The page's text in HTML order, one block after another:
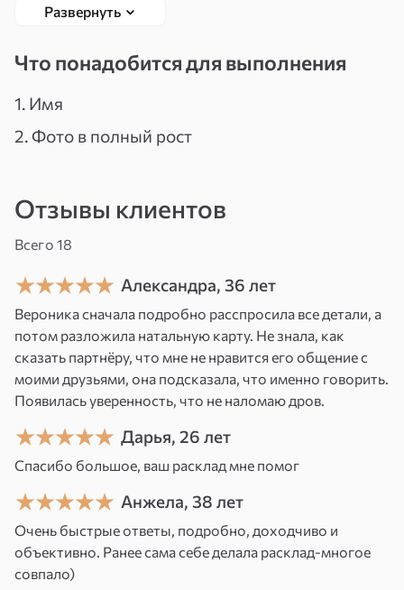
здоровье, эмоциональное состояние и
жизненные обстоятельства. За 9 дней работы
я мягко, но глубоко очищаю энергетику с
помощью природных инструментов — соли и
восковых свечей.
энергетические узлы, в которых могли
застрять чужие эмоции, негативные
энергетические воздействия. Эта чистка
запускает процесс обновления — человек
ощущает прилив сил, ясность в голове,
улучшается сон, уходят тревожные состояния,
начинает налаживаться жизнь.
Важно:возможны временные реакции
организма — усталость, раздражительность,
выхода негатива. Я ежедневно на связи с
клиентом, сопровождаю его на протяжении
всей чистки, поддерживаю и направляю.
Развернуть
Что понадобится для выполнения
1. Имя
2. Фото в полный рост
Отзывы клиентов
Всего 18
Александра, 36 лет
Вероника сначала подробно расспросила все детали, а
потом разложила натальную карту. Не знала, как
сказать партнёру, что мне не нравится его общение с
моими друзьями, она подсказала, что именно говорить.
Появилась уверенность, что не наломаю дров.
Дарья, 26 лет
Спасибо большое, ваш расклад мне помог
Анжела, 38 лет
Очень быстрые ответы, подробно, доходчиво и
объективно. Ранее сама себе делала расклад-многое
совпало)